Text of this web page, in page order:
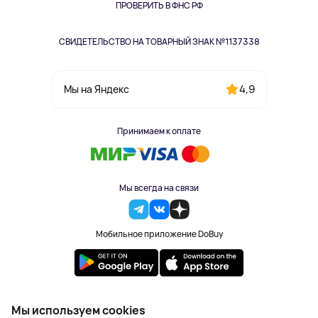
ПРОВЕРИТЬ В ФНС РФ
СВИДЕТЕЛЬСТВО НА ТОВАРНЫЙ ЗНАК №1137338
Мы на Яндекс 4,9
Принимаем к оплате
Мы всегда на связи
Мобильное приложение DoBuy
Одежда и аксессуары
2023-2026 © DoBuy. Все права защищены
Мы используем cookies